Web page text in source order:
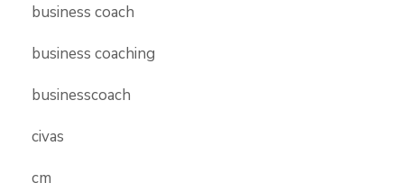
business coach
business coaching
businesscoach
civas
cm